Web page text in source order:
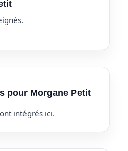
pour Morgane Petit
intégrés ici.